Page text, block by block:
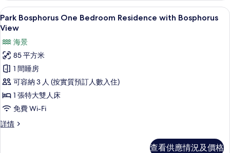
相
片
City
View
詳
載
入
所
有
Park
Bosphorus
One
Bedroom
Residence
with
Park Bosphorus One Bedroom
6
Park Bosphorus One Bedroom Residence with Bosphorus
View
海景
85 平方米
1 間睡房
可容納 3 人 (按實質預訂人數入住)
1 張特大雙人床
免費 Wi-Fi
詳情
Park
查看供應情況及價格